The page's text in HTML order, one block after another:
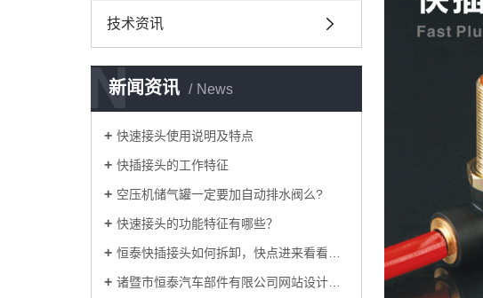
技术资讯
新闻资讯 News
N
快速接头使用说明及特点
快插接头的工作特征
空压机储气罐一定要加自动排水阀么?
快速接头的功能特征有哪些？
恒泰快插接头如何拆卸，快点进来看看吧！
诸暨市恒泰汽车部件有限公司网站设计改版